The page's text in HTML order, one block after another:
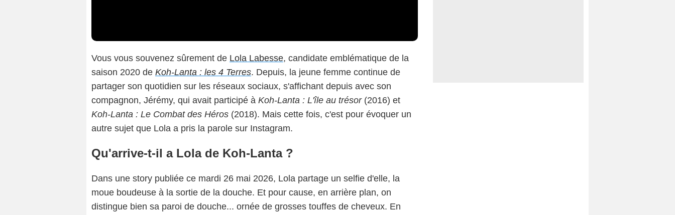
Vous vous souvenez sûrement de Lola Labesse, candidate emblématique de la
saison 2020 de Koh-Lanta : les 4 Terres. Depuis, la jeune femme continue de
partager son quotidien sur les réseaux sociaux, s'affichant depuis avec son
compagnon, Jérémy, qui avait participé à Koh-Lanta : L'île au trésor(2016) et
Koh-Lanta : Le Combat des Héros (2018). Mais cette fois, c'est pour évoquer un
autre sujet que Lola a pris la parole sur Instagram.
Qu'arrive-t-il a Lola de Koh-Lanta ?
Dans une story publiée ce mardi 26 mai 2026, Lola partage un selfie d'elle, la
moue boudeuse à la sortie de la douche. Et pour cause, en arrière plan, on
distingue bien sa paroi de douche... ornée de grosses touffes de cheveux. En